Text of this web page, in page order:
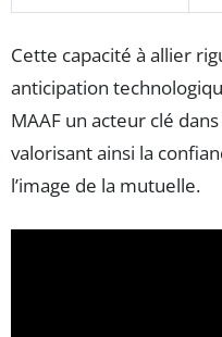
Cette capacité à allier
anticipation
MAAF un acteur clé
valorisant ainsi la
l’image de la mutuelle.